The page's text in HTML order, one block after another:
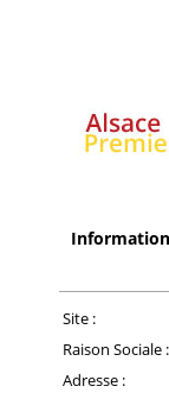
Site :
Raison Sociale :
Adresse :